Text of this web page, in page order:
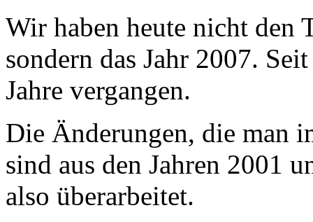
Wir haben heute nicht den
sondern das Jahr 2007.
Jahre vergangen.
Die Änderungen, die man
sind aus den Jahren 2001
also überarbeitet.